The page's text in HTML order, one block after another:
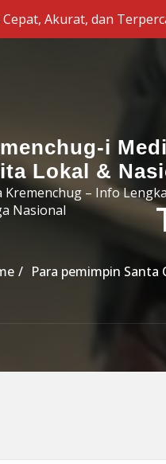
Akurat, dan
i
Lokal &
Kremenchug – Info
Nasional
Para pemimpin